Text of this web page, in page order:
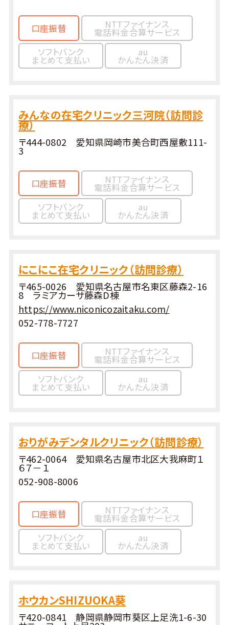
口座振替 NTTファイナンス
電話料金合算サービス
ソフトバンク
まとめて支払い
au
かんたん決済
みんなの在宅クリニック三河院（訪問診
療）
〒444-0802 愛知県岡崎市美合町西屋敷111-
3
口座振替 NTTファイナンス
電話料金合算サービス
ソフトバンク
まとめて支払い
au
かんたん決済
にこにこ在宅クリニック（訪問診療）
〒465-0026 愛知県名古屋市名東区藤森2-16
8 ラミアカーサ藤森D棟
https://www.niconicozaitaku.com/
052-778-7727
口座振替 NTTファイナンス
電話料金合算サービス
ソフトバンク
まとめて支払い
au
かんたん決済
おりがみデンタルクリニック（訪問診療）
〒462-0064 愛知県名古屋市北区大我麻町１
６７－１
052-908-8006
口座振替 NTTファイナンス
電話料金合算サービス
ソフトバンク
まとめて支払い
au
かんたん決済
ホウカンSHIZUOKA葵
〒420-0841 静岡県静岡市葵区上足洗1-6-30